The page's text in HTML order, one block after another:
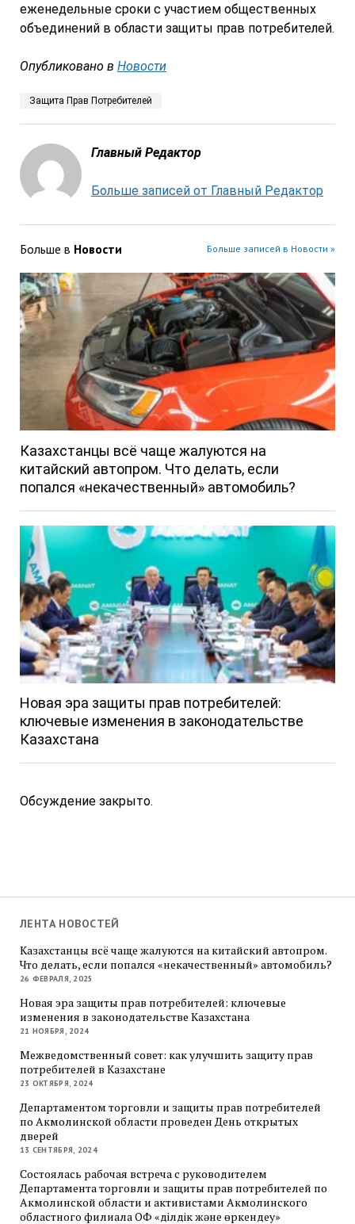
еженедельные сроки с участием общественных
объединений в области защиты прав потребителей.
Опубликовано в Новости
Защита Прав Потребителей
Главный Редактор
Больше записей от Главный Редактор
Больше в Новости Больше записей в Новости »
Казахстанцы всё чаще жалуются на
китайский автопром. Что делать, если
попался «некачественный» автомобиль?
Новая эра защиты прав потребителей:
ключевые изменения в законодательстве
Казахстана
Обсуждение закрыто.
ЛЕНТА НОВОСТЕЙ
Казахстанцы всё чаще жалуются на китайский автопром.
Что делать, если попался «некачественный» автомобиль?
26 ФЕВРАЛЯ, 2025
Новая эра защиты прав потребителей: ключевые
изменения в законодательстве Казахстана
21 НОЯБРЯ, 2024
Межведомственный совет: как улучшить защиту прав
потребителей в Казахстане
23 ОКТЯБРЯ, 2024
Департаментом торговли и защиты прав потребителей
по Акмолинской области проведен День открытых
дверей
13 СЕНТЯБРЯ, 2024
Состоялась рабочая встреча с руководителем
Департамента торговли и защиты прав потребителей по
Акмолинской области и активистами Акмолинского
областного филиала ОФ «Әділдік және өркендеу»